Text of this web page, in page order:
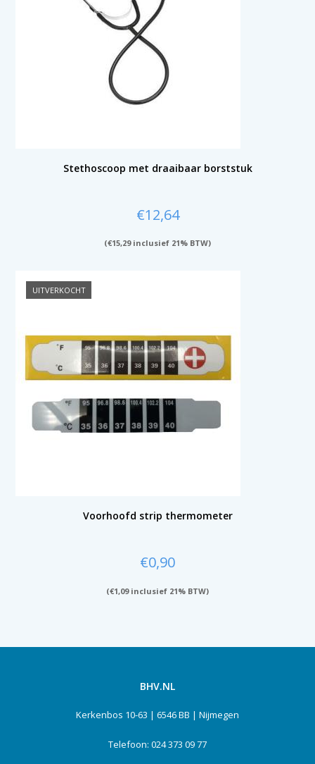
Stethoscoop met draaibaar borststuk
€12,64
(€15,29inclusief 21% BTW)
UITVERKOCHT
Voorhoofd strip thermometer
€0,90
(€1,09inclusief 21% BTW)
BHV.NL
Kerkenbos 10-63 | 6546 BB | Nijmegen
Telefoon: 024 373 09 77